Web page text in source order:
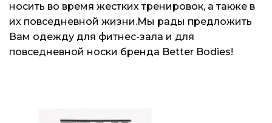
носить во время жестких тренировок, а также в
их повседневной жизни.Мы рады предложить
Вам одежду для фитнес-зала и для
повседневной носки бренда Better Bodies!